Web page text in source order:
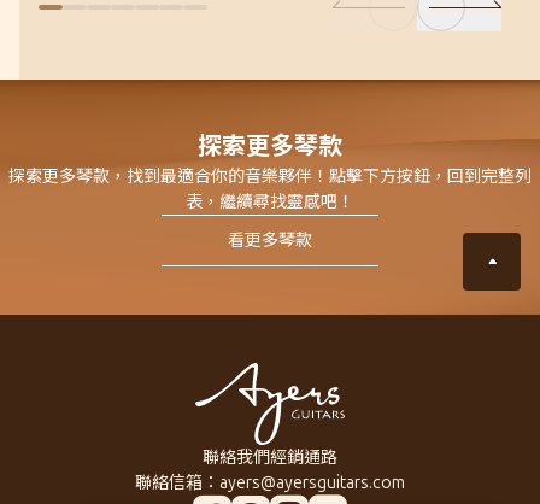
探索更多琴款
探索更多琴款，找到最適合你的音樂夥伴！點擊下方按鈕，回到完整列
表，繼續尋找靈感吧！
看更多琴款
聯絡我們經銷通路
聯絡信箱： ayers@ayersguitars.com